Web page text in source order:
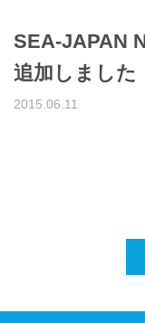
SEA-JAPAN
追加しました
2015.06.11